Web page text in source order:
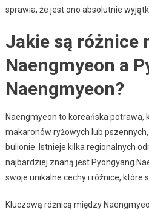
sprawia, że jest ono absolutnie
Jakie są różnice
Naengmyeon a
Naengmyeon?
Naengmyeon to koreańska potrawa,
makaronów ryżowych lub
bulionie. Istnieje kilka regionalnych
najbardziej znaną jest Pyongyang
swoje unikalne cechy i różnice, które
Kluczową różnicą między